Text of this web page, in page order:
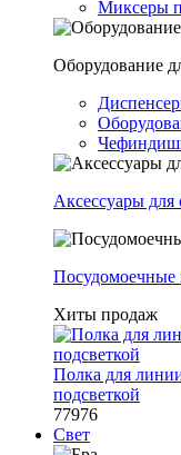
Миксеры
Оборудование
Аксессуары для
Хиты продаж
Полка для
подсветкой
77976
Свет